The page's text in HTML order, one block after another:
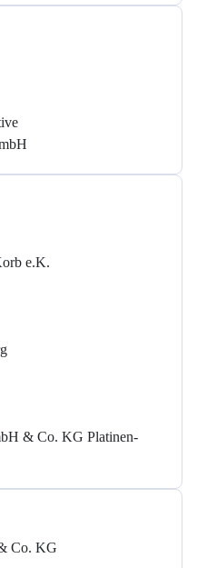
e.K.
& Co. KG Platinen-
Co. KG